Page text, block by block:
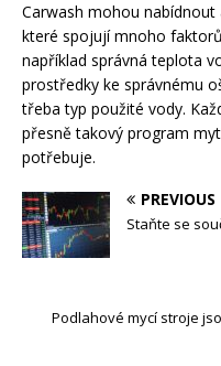
Carwash mohou
které spojují mnoho
například správná teplota
prostředky ke správnému
třeba typ použité vody.
přesně takový program
potřebuje.
PREVIOUS
Staňte se
Podlahové mycí stroje